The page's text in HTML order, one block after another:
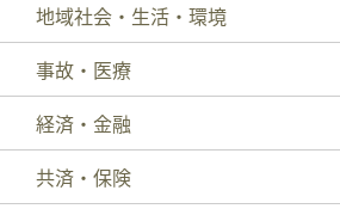
地域社会・生活・環境
事故・医療
経済・金融
共済・保険